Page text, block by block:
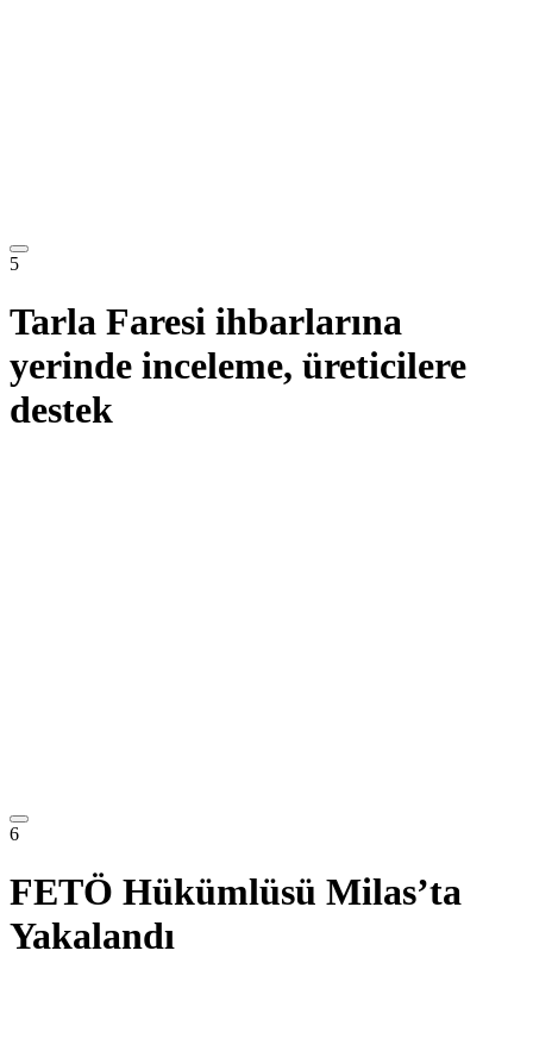
5
Tarla Faresi ihbarlarına
yerinde inceleme, üreticilere
destek
6
FETÖ Hükümlüsü Milas’ta
Yakalandı